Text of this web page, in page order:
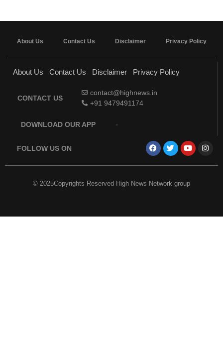
About Us Contact Us Disclaimer Privacy Policy
About Us Contact Us Disclaimer Privacy Policy
CONTACT US
contact@highnews.in
+91 9479491174
DOWNLOAD OUR APP
FOLLOW US ON
© 2025Copyrights Reserved High News Network group